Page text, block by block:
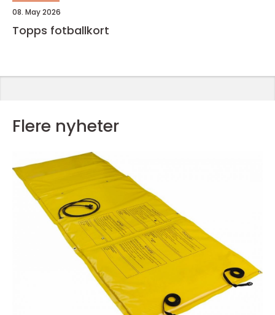
08. May 2026
Topps fotballkort
Flere nyheter